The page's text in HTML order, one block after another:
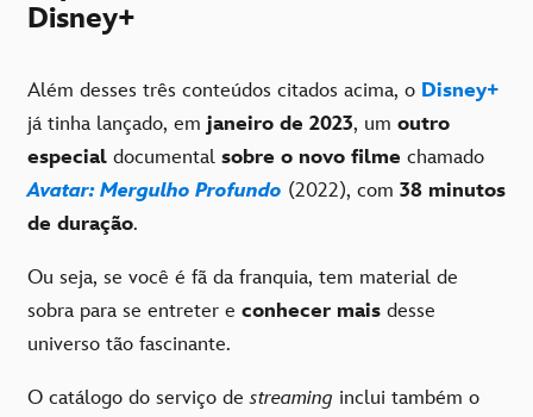
Disney+
Além desses três conteúdos citados acima, o Disney+
já tinha lançado, em janeiro de 2023, um outro
especial documental sobre o novo filme chamado
Avatar: Mergulho Profundo (2022), com 38 minutos
de duração.
Ou seja, se você é fã da franquia, tem material de
sobra para se entreter e conhecer mais desse
universo tão fascinante.
O catálogo do serviço destreaming inclui também o